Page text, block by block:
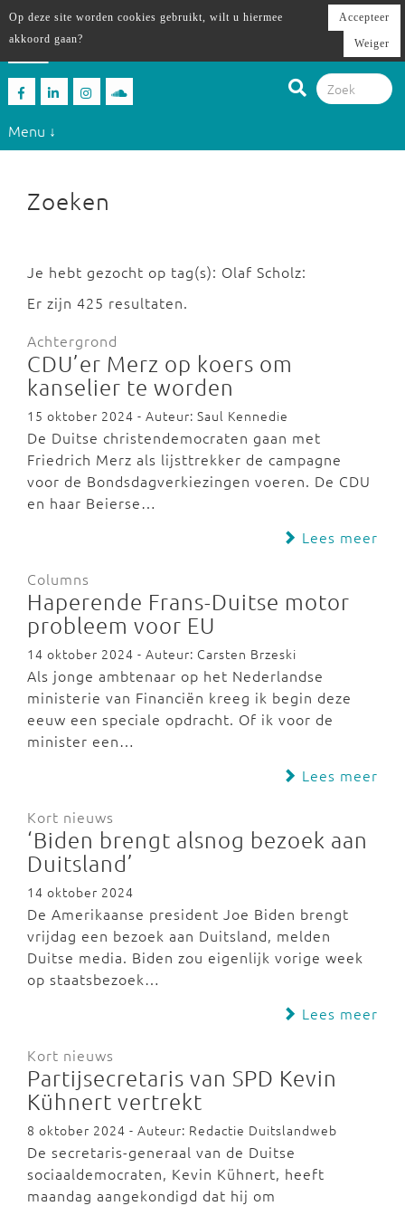
Menu ↓
Zoeken
Je hebt gezocht op tag(s): Olaf Scholz:
Er zijn 425 resultaten.
Achtergrond
CDU’er Merz op koers om
kanselier te worden
15 oktober 2024 - Auteur: Saul Kennedie
De Duitse christendemocraten gaan met
Friedrich Merz als lijsttrekker de campagne
voor de Bondsdagverkiezingen voeren. De CDU
en haar Beierse…
Lees meer
Columns
Haperende Frans-Duitse motor
probleem voor EU
14 oktober 2024 - Auteur: Carsten Brzeski
Als jonge ambtenaar op het Nederlandse
ministerie van Financiën kreeg ik begin deze
eeuw een speciale opdracht. Of ik voor de
minister een…
Lees meer
Kort nieuws
‘Biden brengt alsnog bezoek aan
Duitsland’
14 oktober 2024
De Amerikaanse president Joe Biden brengt
vrijdag een bezoek aan Duitsland, melden
Duitse media. Biden zou eigenlijk vorige week
op staatsbezoek…
Lees meer
Kort nieuws
Partijsecretaris van SPD Kevin
Kühnert vertrekt
8 oktober 2024 - Auteur: Redactie Duitslandweb
De secretaris-generaal van de Duitse
sociaaldemocraten, Kevin Kühnert, heeft
maandag aangekondigd dat hij om
Op deze site worden cookies gebruikt, wilt u hiermee
akkoord gaan?
Accepteer
Weiger